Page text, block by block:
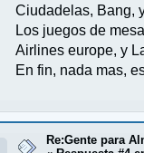
Ciudadelas, Bang,
Los juegos de
Airlines europe, y
En fin, nada mas,
Re:Gente para